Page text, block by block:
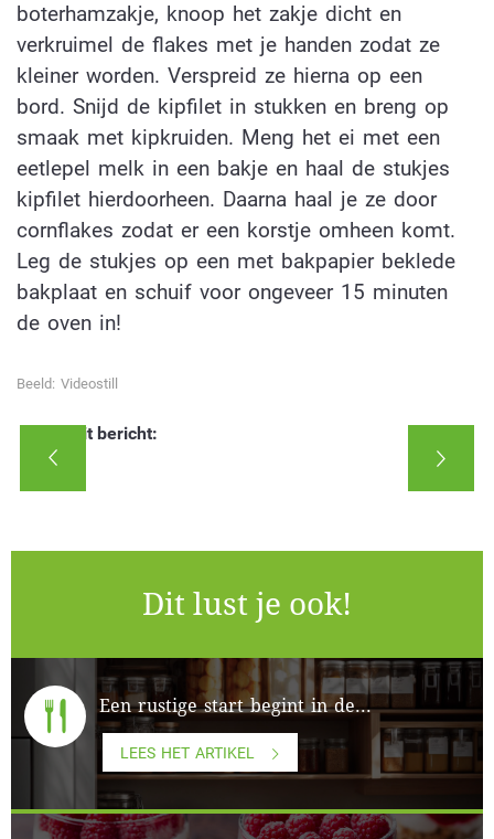
boterhamzakje, knoop het zakje dicht en
verkruimel de flakes met je handen zodat ze
kleiner worden. Verspreid ze hierna op een
bord. Snijd de kipfilet in stukken en breng op
smaak met kipkruiden. Meng het ei met een
eetlepel melk in een bakje en haal de stukjes
kipfilet hierdoorheen. Daarna haal je ze door
cornflakes zodat er een korstje omheen komt.
Leg de stukjes op een met bakpapier beklede
bakplaat en schuif voor ongeveer 15 minuten
de oven in!
Beeld: Videostill
Deel dit bericht:
Dit lust je ook!
Een rustige start begint in de...
LEES HET ARTIKEL